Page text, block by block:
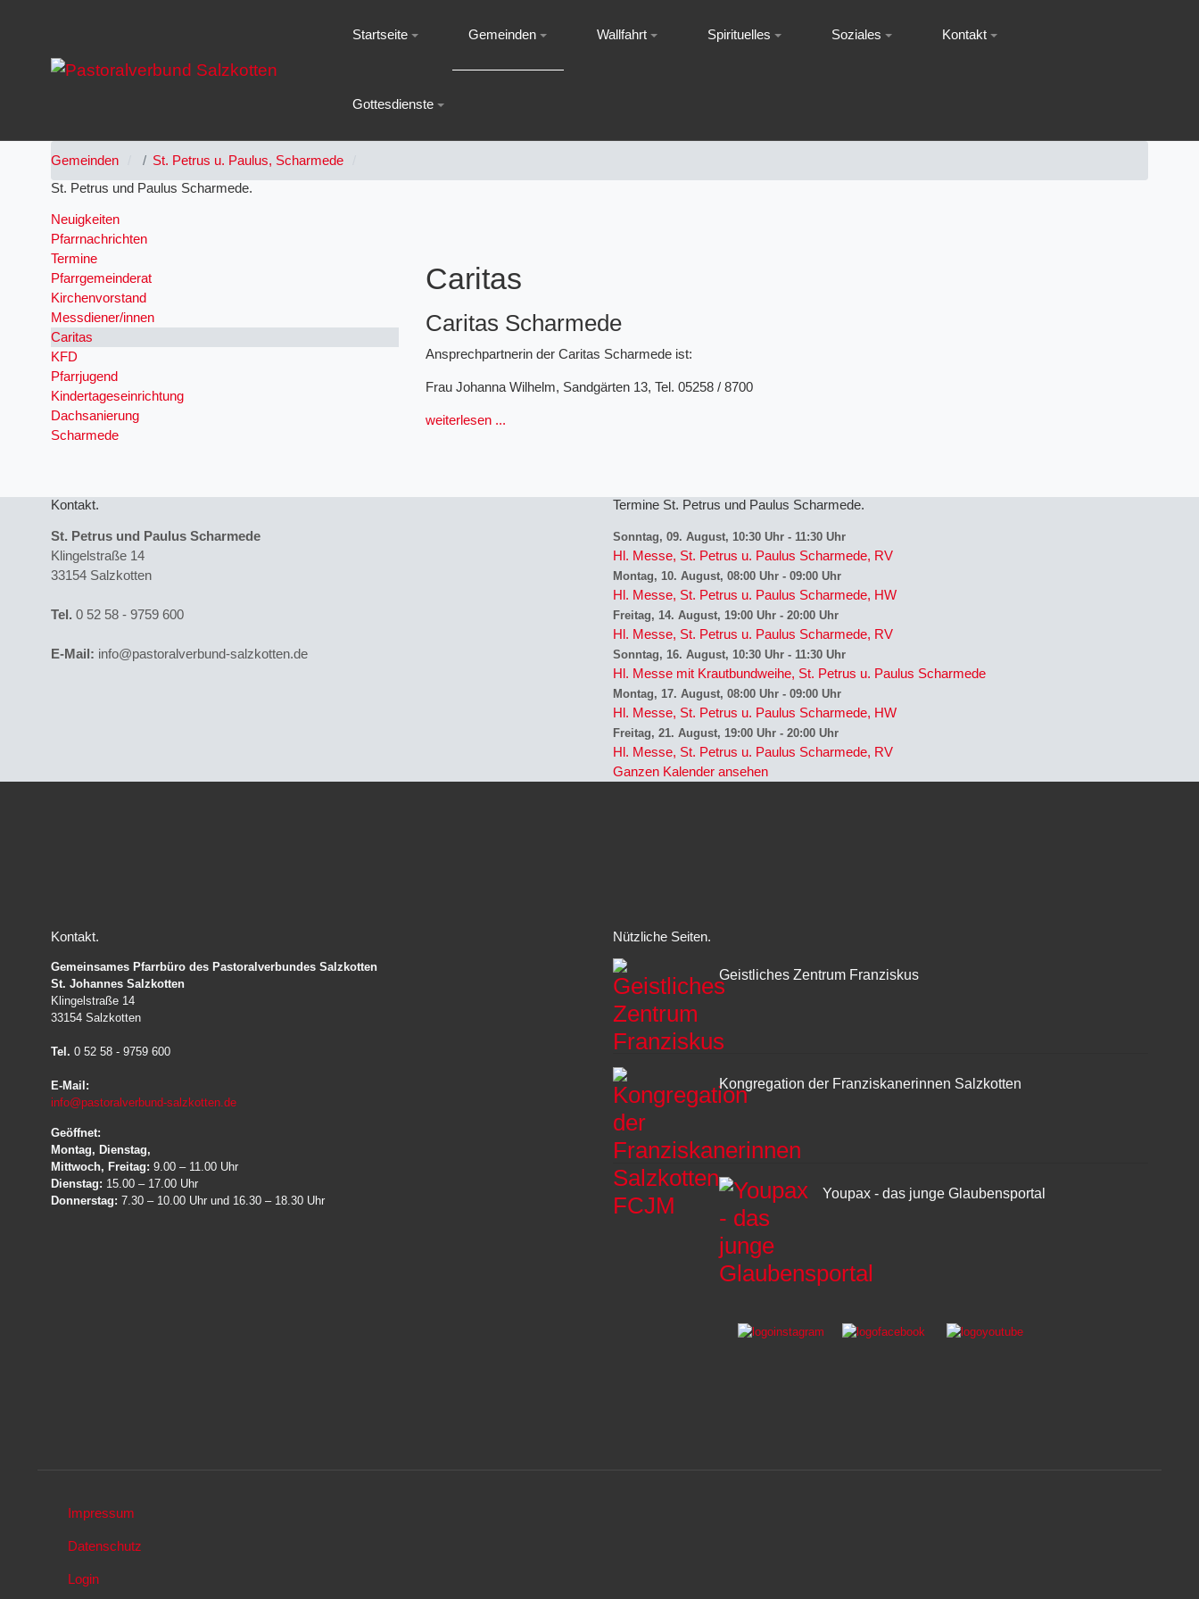
Startseite Gemeinden Wallfahrt Spirituelles Soziales Kontakt
Gottesdienste
Gemeinden St. Petrus u. Paulus, Scharmede
Caritas
Caritas Scharmede
Ansprechpartnerin der Caritas Scharmede ist:
Frau Johanna Wilhelm, Sandgärten 13, Tel. 05258 / 8700
weiterlesen ...
St. Petrus und Paulus Scharmede
Neuigkeiten
Pfarrnachrichten
Termine
Pfarrgemeinderat
Kirchenvorstand
Messdiener/innen
Caritas
KFD
Pfarrjugend
Kindertageseinrichtung
Dachsanierung
Scharmede
Kontakt
St. Petrus und Paulus Scharmede
Klingelstraße 14
33154 Salzkotten
Tel. 0 52 58 - 9759 600
E-Mail: info@pastoralverbund-salzkotten.de
Termine St. Petrus und Paulus Scharmede
Sonntag, 09. August, 10:30 Uhr - 11:30 Uhr
Hl. Messe, St. Petrus u. Paulus Scharmede, RV
Montag, 10. August, 08:00 Uhr - 09:00 Uhr
Hl. Messe, St. Petrus u. Paulus Scharmede, HW
Freitag, 14. August, 19:00 Uhr - 20:00 Uhr
Hl. Messe, St. Petrus u. Paulus Scharmede, RV
Sonntag, 16. August, 10:30 Uhr - 11:30 Uhr
Hl. Messe mit Krautbundweihe, St. Petrus u. Paulus Scharmede
Montag, 17. August, 08:00 Uhr - 09:00 Uhr
Hl. Messe, St. Petrus u. Paulus Scharmede, HW
Freitag, 21. August, 19:00 Uhr - 20:00 Uhr
Hl. Messe, St. Petrus u. Paulus Scharmede, RV
Ganzen Kalender ansehen
Kontakt
Gemeinsames Pfarrbüro des Pastoralverbundes Salzkotten
St. Johannes Salzkotten
Klingelstraße 14
33154 Salzkotten
Tel. 0 52 58 - 9759 600
E-Mail:
info@pastoralverbund-salzkotten.de
Geöffnet:
Montag, Dienstag,
Mittwoch, Freitag: 9.00 – 11.00 Uhr
Dienstag: 15.00 – 17.00 Uhr
Donnerstag: 7.30 – 10.00 Uhr und 16.30 – 18.30 Uhr
Nützliche Seiten
Geistliches Zentrum Franziskus
Kongregation der Franziskanerinnen Salzkotten
Youpax - das junge Glaubensportal
Impressum
Datenschutz
Login